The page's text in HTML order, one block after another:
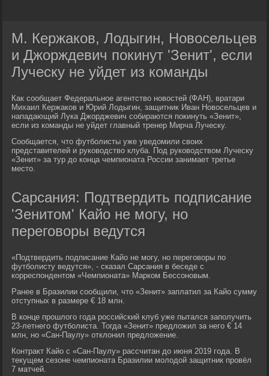
М. Кержаков, Лодыгин, Новосельцев
и Джорждевич покинут 'Зенит', если
Луческу не уйдет из команды
Как сообщает Федеральное агентство новостей (ФАН), вратари
Михаил Кержаков и Юрий Лодыгин, защитник Иван Новосельцев и
нападающий Лука Джорджевич собираются покинуть «Зенит»,
если из команды не уйдет главный тренер Мирча Луческу.
Сообщается, что футболисты уже уведомили своих
представителей и руководство клуба. Под руководством Луческу
«Зенит» за тур до конца чемпионата России занимает третье
место.
Сарсания: Подтвердить подписание
'Зенитом' Кайо не могу, но
переговоры ведутся
«Подтвердить подписание Кайо не могу, но переговоры по
футболисту ведутся», - сказал Сарсания в беседе с
корреспондентом «Чемпионата» Марком Бессоновым.
Ранее в Бразилии сообщили, что «Зенит» заплатил за Кайо сумму
отступных в размере € 18 млн.
В конце прошлого года российский клуб уже пытался заполучить
23-летнего футболиста. Тогда «Зенит» предложил за него € 14
млн, но «Сан-Паулу» отклонил предложение.
Контракт Кайо с «Сан-Паулу» рассчитан до июня 2019 года. В
текущем сезоне чемпионата Бразилии молодой защитник провёл
7 матчей.